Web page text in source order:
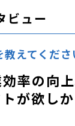
ビュー
えてくださ
率の向
が欲し